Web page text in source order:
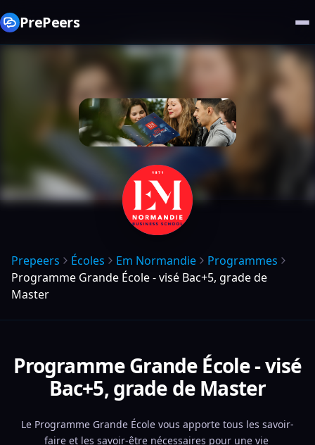
PrePeers
Prepeers Écoles Em Normandie
Programmes
Programme Grande École - visé Bac+5, grade de
Master
Programme Grande École - visé
Bac+5, grade de Master
Le Programme Grande École vous apporte tous les savoir-
faire et les savoir-être nécessaires pour une vie